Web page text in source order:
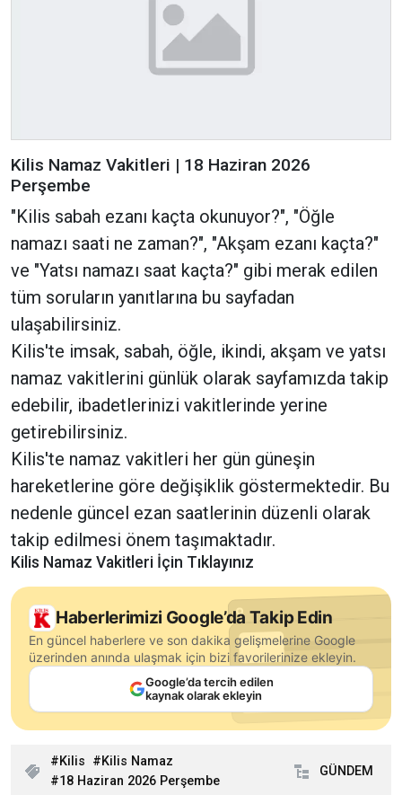
Kilis Namaz Vakitleri | 18 Haziran 2026
Perşembe
"Kilis sabah ezanı kaçta okunuyor?", "Öğle
namazı saati ne zaman?", "Akşam ezanı kaçta?"
ve "Yatsı namazı saat kaçta?" gibi merak edilen
tüm soruların yanıtlarına bu sayfadan
ulaşabilirsiniz.
Kilis'te imsak, sabah, öğle, ikindi, akşam ve yatsı
namaz vakitlerini günlük olarak sayfamızda takip
edebilir, ibadetlerinizi vakitlerinde yerine
getirebilirsiniz.
Kilis'te namaz vakitleri her gün güneşin
hareketlerine göre değişiklik göstermektedir. Bu
nedenle güncel ezan saatlerinin düzenli olarak
takip edilmesi önem taşımaktadır.
Kilis Namaz Vakitleri İçin Tıklayınız
Haberlerimizi Google’da Takip Edin
En güncel haberlere ve son dakika gelişmelerine Google
üzerinden anında ulaşmak için bizi favorilerinize ekleyin.
Google’da tercih edilen
kaynak olarak ekleyin
Kilis
Kilis Namaz
18 Haziran 2026 Perşembe
GÜNDEM